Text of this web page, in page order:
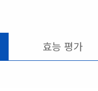
효능 평가